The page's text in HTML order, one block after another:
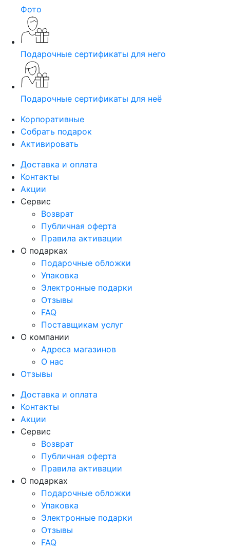
Фото
Подарочные сертификаты для него
Подарочные сертификаты для неё
Корпоративные
Собрать подарок
Активировать
Доставка и оплата
Контакты
Акции
Сервис
Возврат
Публичная оферта
Правила активации
О подарках
Подарочные обложки
Упаковка
Электронные подарки
Отзывы
FAQ
Поставщикам услуг
О компании
Адреса магазинов
О нас
Отзывы
Доставка и оплата
Контакты
Акции
Сервис
Возврат
Публичная оферта
Правила активации
О подарках
Подарочные обложки
Упаковка
Электронные подарки
Отзывы
FAQ